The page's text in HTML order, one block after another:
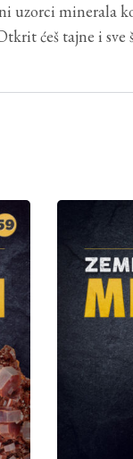
uzorci minerala
ćeš tajne i sve